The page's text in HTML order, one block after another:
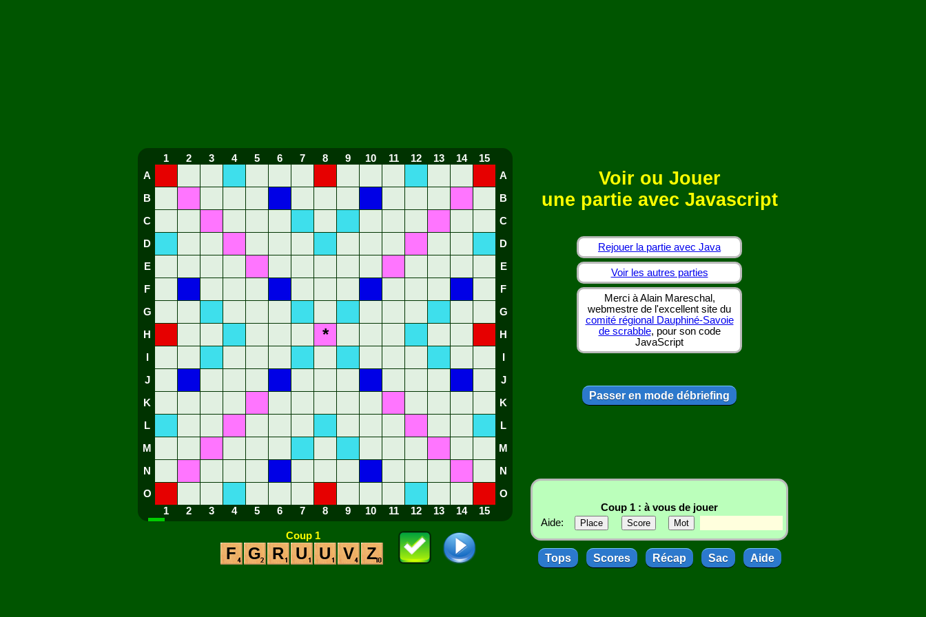
1 2 3 4 5 6 7 8 9 10 11 12 13 14
15
A
A
B B
C C
D D
E E
F F
G G
H * H
J J
K K
L L
M M
N N
O
O
1
2 3 4 5 6 7 8 9 10 11 12 13 14 15
Coup 1
F G R U U V Z
Voir ou Jouer
une partie avec Javascript
Rejouer la partie avec Java
Voir les autres parties
Merci à Alain Mareschal,
webmestre de l'excellent site du
comité régional Dauphiné-Savoie
de scrabble, pour son code
JavaScript
Passer en mode débriefing
Coup 1 : à vous de jouer
Aide:
Tops Scores Récap Sac Aide